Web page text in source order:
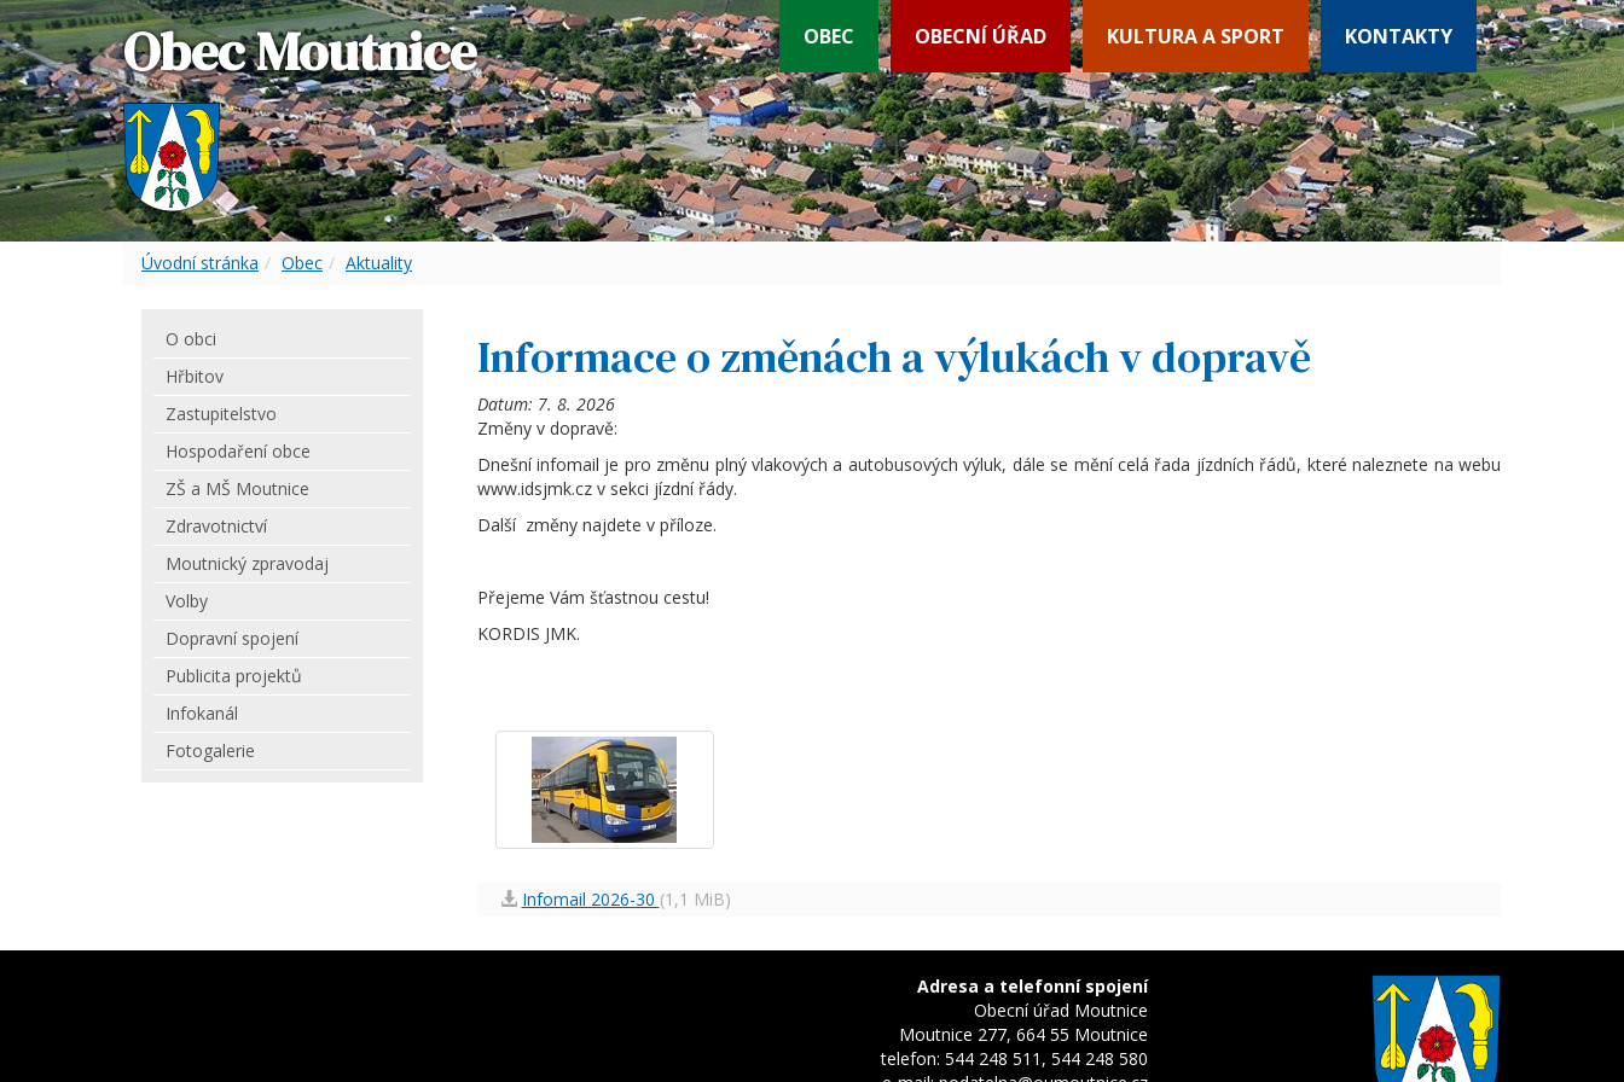
OBEC OBECNÍ ÚŘAD KULTURA A SPORT KONTAKTY
Obec Moutnice
Úvodní stránka Obec Aktuality
O obci
Hřbitov
Zastupitelstvo
Hospodaření obce
ZŠ a MŠ Moutnice
Zdravotnictví
Moutnický zpravodaj
Volby
Dopravní spojení
Publicita projektů
Infokanál
Fotogalerie
Informace o změnách a výlukách v dopravě
Datum: 7. 8. 2026
Změny v dopravě:
Dnešní infomail je pro změnu plný vlakových a autobusových výluk, dále se mění celá řada jízdních řádů, které naleznete na webu
www.idsjmk.cz v sekci jízdní řády.
Další změny najdete v příloze.
Přejeme Vám šťastnou cestu!
KORDIS JMK.
Infomail 2026-30 (1,1 MiB)
Adresa a telefonní spojení
Obecní úřad Moutnice
Moutnice 277, 664 55 Moutnice
telefon: 544 248 511, 544 248 580